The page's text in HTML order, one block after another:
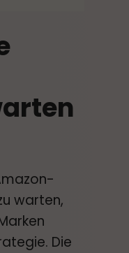
warten,
Die